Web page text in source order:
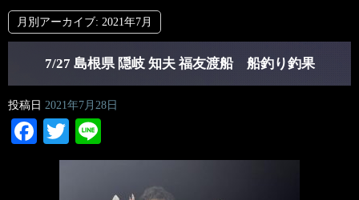
月別アーカイブ: 2021年7月
7/27 島根県 隠岐 知夫 福友渡船 船釣り釣果
投稿日 2021年7月28日
Facebook
Twitter